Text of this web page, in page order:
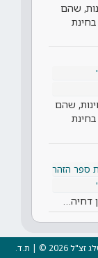
שהם
שהם
ספר הזהר
דחיה…
אור הסולם: מרכז מורשת בעל הסולם, הרב יהודה ליב אשלג זצ"ל 2026 © | ת.ד.